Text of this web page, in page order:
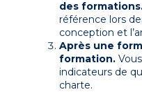
des
référence lors
conception et
Après une
formation.
indicateurs de
charte.